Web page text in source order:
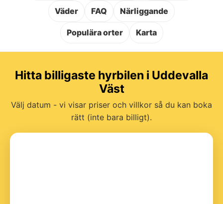
Väder FAQ Närliggande
Populära orter Karta
Hitta billigaste hyrbilen i Uddevalla
Väst
Välj datum - vi visar priser och villkor så du kan boka
rätt (inte bara billigt).